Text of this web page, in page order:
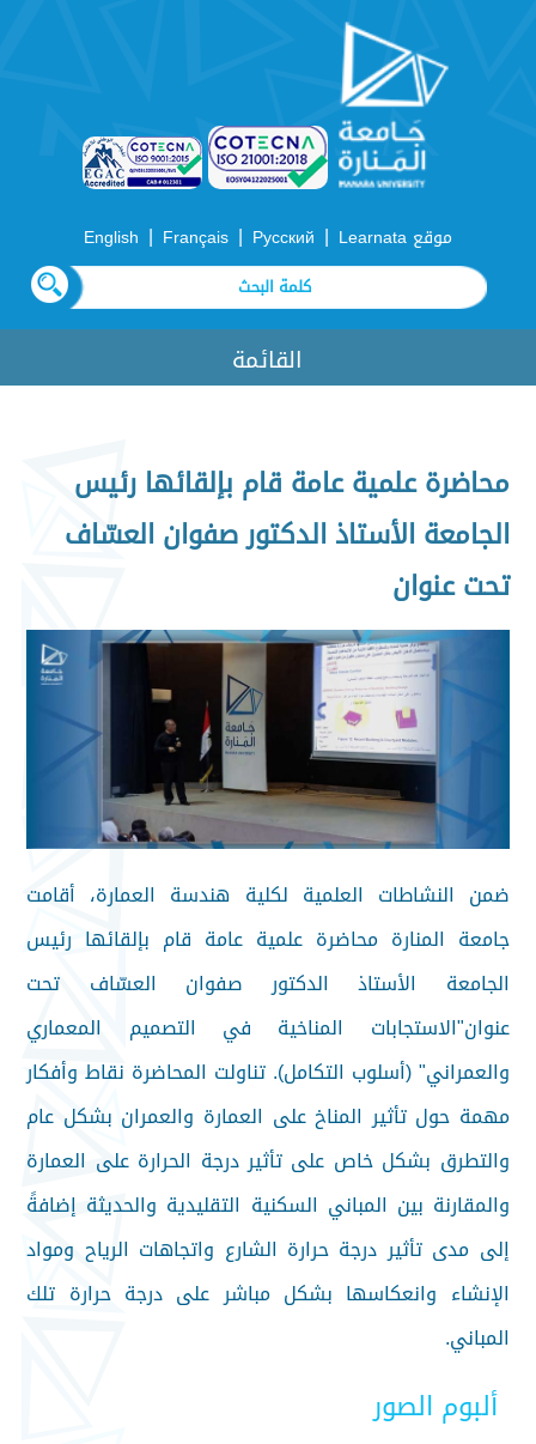
موقع Learnata |
Русский
|
Français
|
English
القائمة
محاضرة علمية عامة قام بإلقائها رئيس
الجامعة الأستاذ الدكتور صفوان العسّاف
تحت عنوان
ضمن النشاطات العلمية لكلية هندسة العمارة، أقامت
جامعة المنارة محاضرة علمية عامة قام بإلقائها رئيس
الجامعة الأستاذ الدكتور صفوان العسّاف تحت
عنوان"الاستجابات المناخية في التصميم المعماري
والعمراني" (أسلوب التكامل). تناولت المحاضرة نقاط وأفكار
مهمة حول تأثير المناخ على العمارة والعمران بشكل عام
والتطرق بشكل خاص على تأثير درجة الحرارة على العمارة
والمقارنة بين المباني السكنية التقليدية والحديثة إضافةً
إلى مدى تأثير درجة حرارة الشارع واتجاهات الرياح ومواد
الإنشاء وانعكاسها بشكل مباشر على درجة حرارة تلك
المباني.
ألبوم الصور